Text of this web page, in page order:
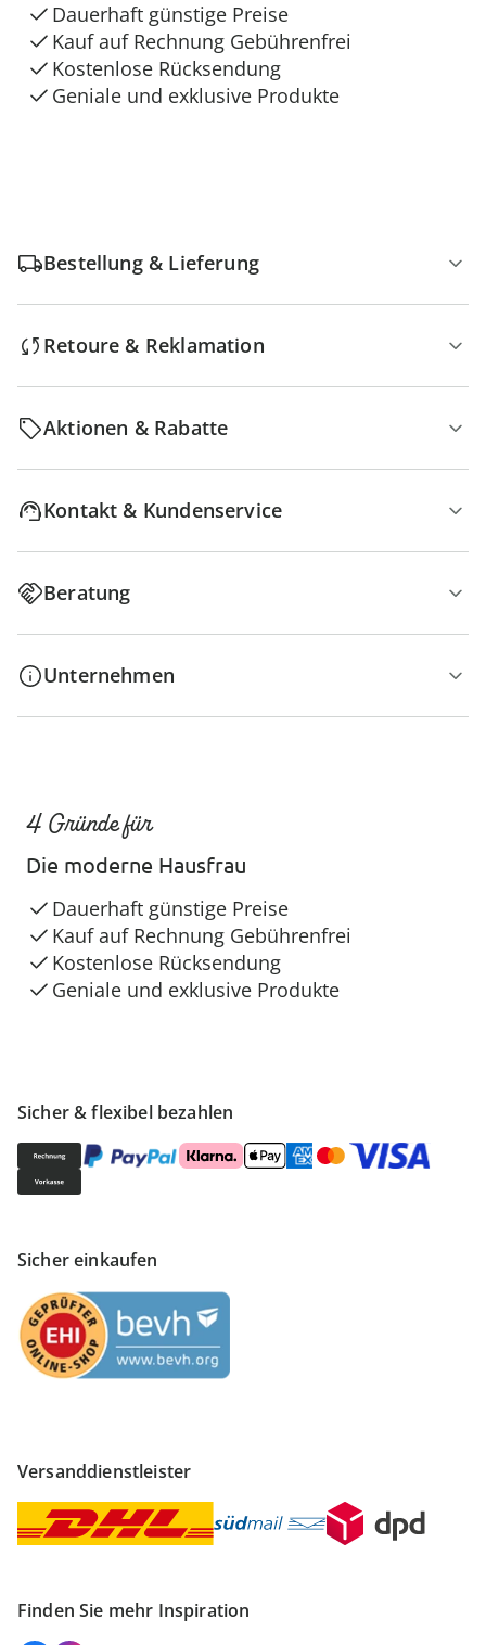
Dauerhaft günstige Preise
Kauf auf Rechnung Gebührenfrei
Kostenlose Rücksendung
Geniale und exklusive Produkte
Bestellung & Lieferung
Retoure & Reklamation
Aktionen & Rabatte
Kontakt & Kundenservice
Beratung
Unternehmen
Sicher & flexibel bezahlen
Sicher einkaufen
Versanddienstleister
Finden Sie mehr Inspiration
4 Gründe für
Die moderne Hausfrau
Dauerhaft günstige Preise
Kauf auf Rechnung Gebührenfrei
Kostenlose Rücksendung
Geniale und exklusive Produkte